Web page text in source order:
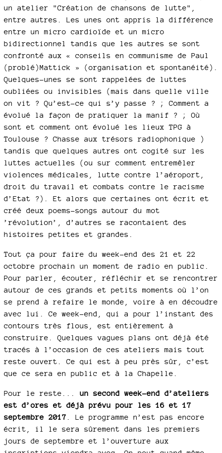
un atelier "Création de chansons de lutte",
entre autres. Les unes ont appris la différence
entre un micro cardioïde et un micro
bidirectionnel tandis que les autres se sont
confronté aux « conseils en communisme de Paul
(problé)Mattick » (organisation et spontanéité).
Quelques-unes se sont rappelées de luttes
oubliées ou invisibles (mais dans quelle ville
on vit ? Qu’est-ce qui s’y passe ? ; Comment a
évolué la façon de pratiquer la manif ? ; Où
sont et comment ont évolué les lieux TPG à
Toulouse ? Chasse aux trésors radiophonique )
tandis que quelques autres ont cogité sur les
luttes actuelles (ou sur comment entremêler
violences médicales, lutte contre l’aéroport,
droit du travail et combats contre le racisme
d’Etat ?). Et alors que certaines ont écrit et
créé deux poems-songs autour du mot
’révolution’, d’autres se racontaient des
histoires petites et grandes.
Tout ça pour faire du week-end des 21 et 22
octobre prochain un moment de radio en public.
Pour parler, écouter, réfléchir et se rencontrer
autour de ces grands et petits moments où l’on
se prend à refaire le monde, voire à en découdre
avec lui. Ce week-end, qui a pour l’instant des
contours très flous, est entièrement à
construire. Quelques vagues plans ont déjà été
tracés à l’occasion de ces ateliers mais tout
reste ouvert. Ce qui est à peu près sûr, c’est
que ce sera en public et à la Chapelle.
Pour le reste... un second week-end d’ateliers
est d’ores et déjà prévu pour les 16 et 17
septembre 2017 . Le programme n’est pas encore
écrit, il le sera sûrement dans les premiers
jours de septembre et l’ouverture aux